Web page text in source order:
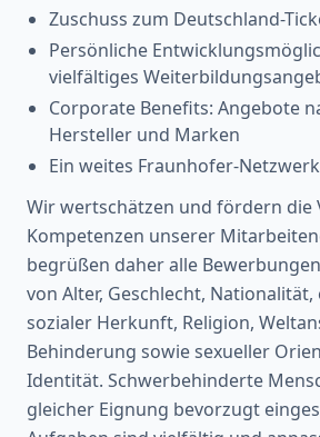
Zuschuss zum Deutschland-
Persönliche
vielfältiges
Corporate Benefits: Angebote
Hersteller und Marken
Ein weites Fraunhofer-Netzwerk
Wir wertschätzen und fördern die
Kompetenzen unserer
begrüßen daher alle
von Alter, Geschlecht,
sozialer Herkunft, Religion,
Behinderung sowie sexueller
Identität. Schwerbehinderte
gleicher Eignung bevorzugt